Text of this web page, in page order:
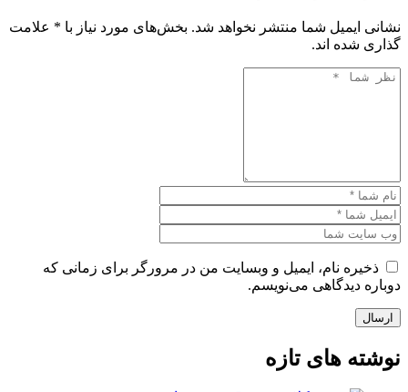
نشانی ایمیل شما منتشر نخواهد شد. بخش‌های مورد نیاز با * علامت
گذاری شده اند.
ذخیره نام، ایمیل و وبسایت من در مرورگر برای زمانی که
دوباره دیدگاهی می‌نویسم.
ارسال
نوشته های تازه